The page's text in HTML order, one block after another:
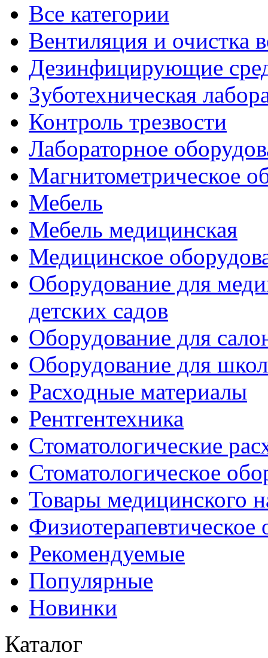
Все категории
Вентиляция и очистка
Дезинфицирующие
Зуботехническая
Контроль трезвости
Лабораторное
Магнитометрическое
Мебель
Мебель медицинская
Медицинское
Оборудование для
детских садов
Оборудование для
Оборудование для
Расходные материалы
Рентгентехника
Стоматологические
Стоматологическое
Товары медицинского
Физиотерапевтическое
Рекомендуемые
Популярные
Новинки
Каталог